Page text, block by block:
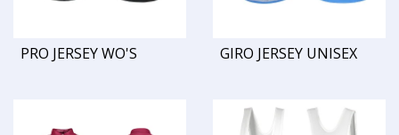
PRO JERSEY WO'S GIRO JERSEY UNISEX